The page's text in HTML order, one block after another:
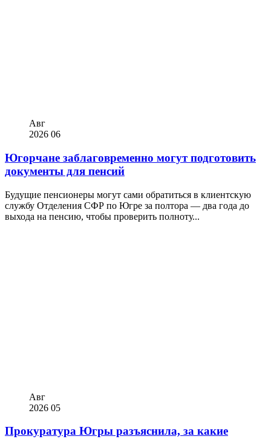
Авг
2026 06
Югорчане заблаговременно могут подготовить
документы для пенсий
Будущие пенсионеры могут сами обратиться в клиентскую
службу Отделения СФР по Югре за полтора — два года до
выхода на пенсию, чтобы проверить полноту...
Авг
2026 05
Прокуратура Югры разъяснила, за какие